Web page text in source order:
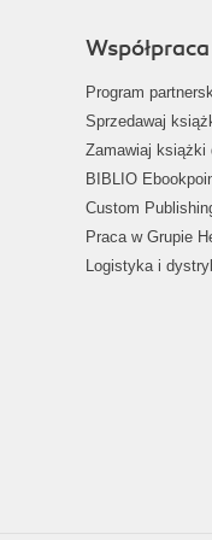
Współpraca
Program
Sprzedawaj
Zamawiaj książki
BIBLIO
Custom
Praca w Grupie
Logistyka i